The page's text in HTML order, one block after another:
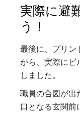
実際に避
う！
最後に、プリン
がら、実際にビ
しました。
職員の合図が出
口となる玄関前